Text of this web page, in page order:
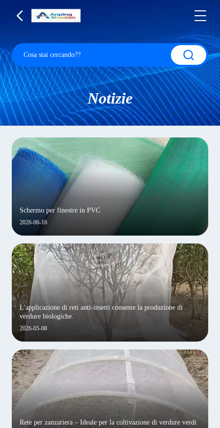
Notizie
2026-06-16
Schermo per finestre in PVC
2026-05-08
L'applicazione di reti anti-insetti consente la produzione di
verdure biologiche.
Rete per zanzariera – Ideale per la coltivazione di verdure verdi